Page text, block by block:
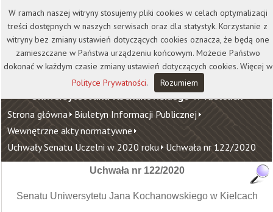
Kontakt Biblioteka
Wydawnictwo
Wirtualna Uczelnia
Uniwersytet Jana Kochanowskiego w Kielcach
Strona główna Biuletyn Informacji Publicznej
Wewnętrzne akty normatywne
Uchwały Senatu Uczelni w 2020 roku Uchwała nr 122/2020
Uchwała nr 122/2020
Senatu Uniwersytetu Jana Kochanowskiego w Kielcach
W ramach naszej witryny stosujemy pliki cookies w celach optymalizacji
treści dostępnych w naszych serwisach oraz dla statystyk. Korzystanie z
witryny bez zmiany ustawień dotyczących cookies oznacza, że będą one
zamieszczane w Państwa urządzeniu końcowym. Możecie Państwo
dokonać w każdym czasie zmiany ustawień dotyczących cookies. Więcej w
Polityce Prywatności. Rozumiem